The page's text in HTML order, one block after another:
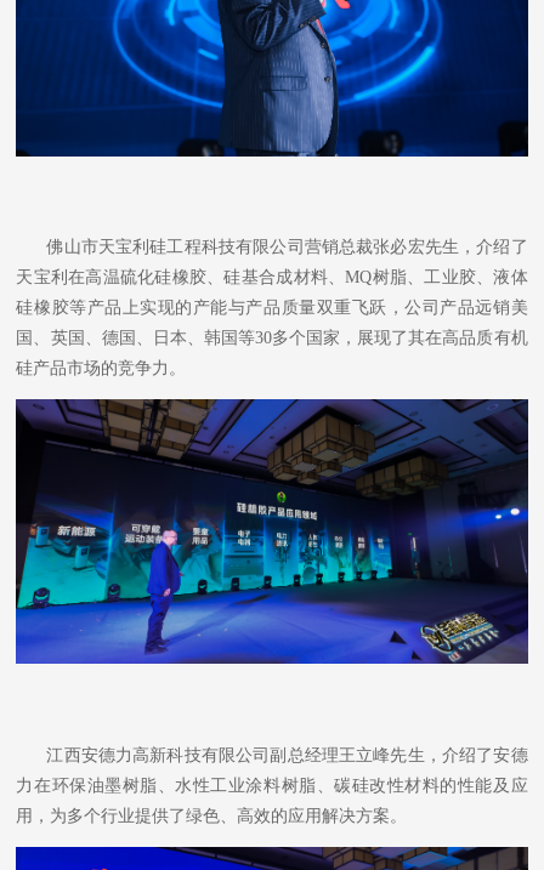
佛山市天宝利硅工程科技有限公司营销总裁张必宏先生，介绍了
天宝利在高温硫化硅橡胶、硅基合成材料、MQ树脂、工业胶、液体
硅橡胶等产品上实现的产能与产品质量双重飞跃，公司产品远销美
国、英国、德国、日本、韩国等30多个国家，展现了其在高品质有机
硅产品市场的竞争力。
江西安德力高新科技有限公司副总经理王立峰先生，介绍了安德
力在环保油墨树脂、水性工业涂料树脂、碳硅改性材料的性能及应
用，为多个行业提供了绿色、高效的应用解决方案。